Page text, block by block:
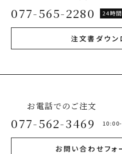
077-565-2280 24時
注文書ダウン
お電話でのご注文
077-562-3469
お問い合わせフォ